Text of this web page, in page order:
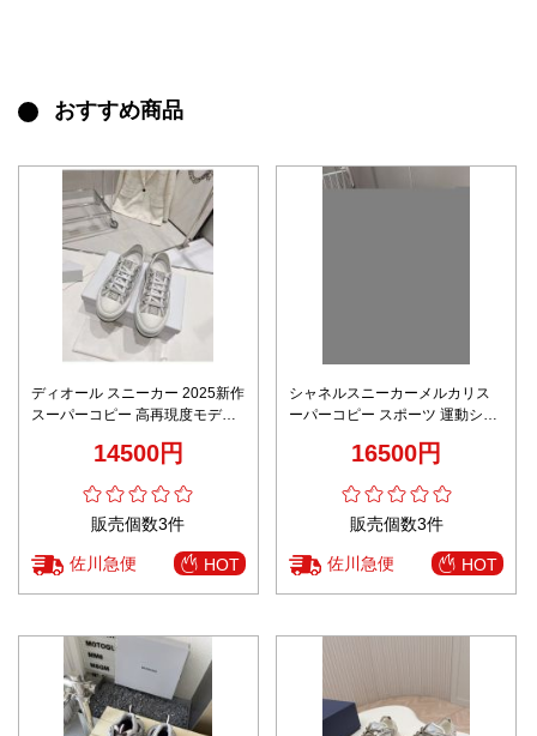
おすすめ商品
ディオール スニーカー 2025新作
スーパーコピー 高再現度モデル
ト デザイン性抜群 軽量設計 快適
14500円
販売個数3件
佐川急便 HOT
シャネルスニーカーメルカリス
ーパーコピー スポーツ 運動シュ
16500円
販売個数3件
佐川急便 HOT